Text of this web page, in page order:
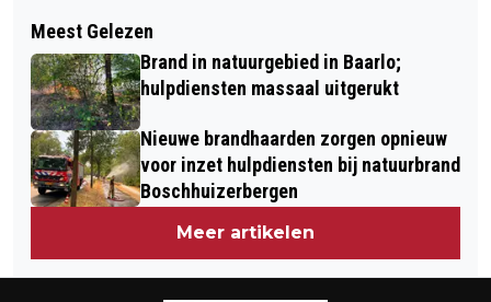
ONTDEK HET GOUD IN BIER OP HET 5E
MOSA WIJN EN BIERFESTIVAL IN
BLERICK (VENLO) AAN DE MAAS
PERSOON TE WATER MAASKADE
VENLO
Meest Gelezen
Brand in natuurgebied in Baarlo;
hulpdiensten massaal uitgerukt
Nieuwe brandhaarden zorgen opnieuw
voor inzet hulpdiensten bij natuurbrand
Boschhuizerbergen
Meer artikelen